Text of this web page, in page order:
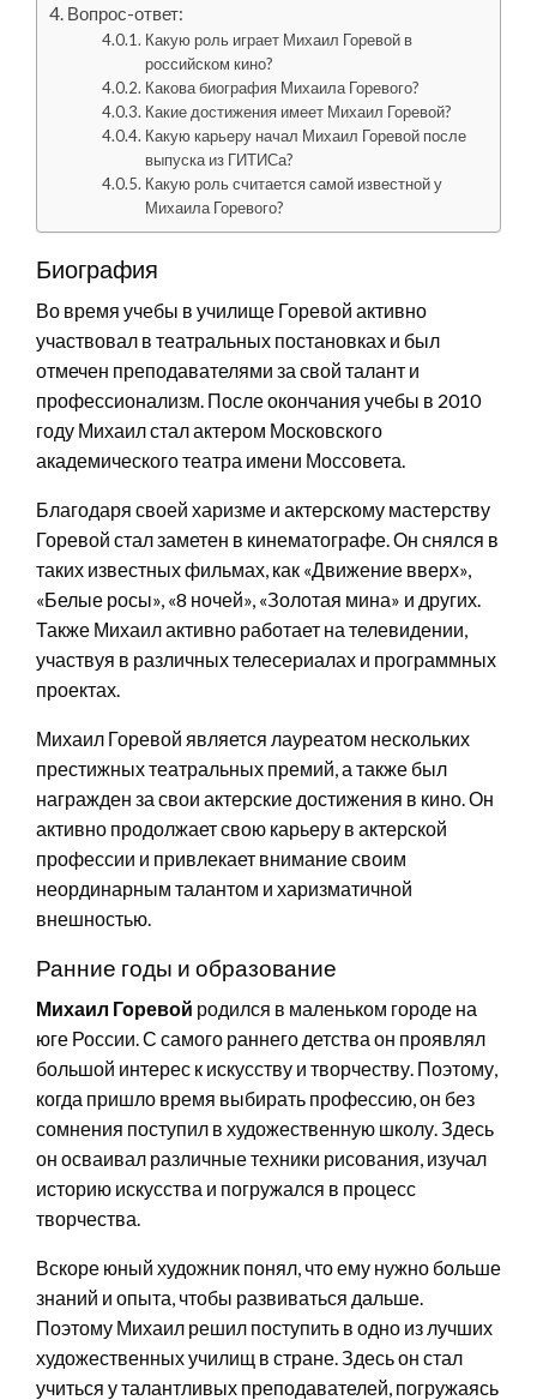
Вопрос-ответ:
Какую роль играет Михаил Горевой в
российском кино?
Какова биография Михаила Горевого?
Какие достижения имеет Михаил Горевой?
Какую карьеру начал Михаил Горевой после
выпуска из ГИТИСа?
Какую роль считается самой известной у
Михаила Горевого?
Биография
Во время учебы в училище Горевой активно
участвовал в театральных постановках и был
отмечен преподавателями за свой талант и
профессионализм. После окончания учебы в 2010
году Михаил стал актером Московского
академического театра имени Моссовета.
Благодаря своей харизме и актерскому мастерству
Горевой стал заметен в кинематографе. Он снялся в
таких известных фильмах, как «Движение вверх»,
«Белые росы», «8 ночей», «Золотая мина» и других.
Также Михаил активно работает на телевидении,
участвуя в различных телесериалах и программных
проектах.
Михаил Горевой является лауреатом нескольких
престижных театральных премий, а также был
награжден за свои актерские достижения в кино. Он
активно продолжает свою карьеру в актерской
профессии и привлекает внимание своим
неординарным талантом и харизматичной
внешностью.
Ранние годы и образование
Михаил Горевой родился в маленьком городе на
юге России. С самого раннего детства он проявлял
большой интерес к искусству и творчеству. Поэтому,
когда пришло время выбирать профессию, он без
сомнения поступил в художественную школу. Здесь
он осваивал различные техники рисования, изучал
историю искусства и погружался в процесс
творчества.
Вскоре юный художник понял, что ему нужно больше
знаний и опыта, чтобы развиваться дальше.
Поэтому Михаил решил поступить в одно из лучших
художественных училищ в стране. Здесь он стал
учиться у талантливых преподавателей, погружаясь